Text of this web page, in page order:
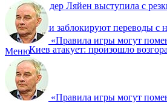
Фон дер Ляйен выступила с
Банки заблокируют переводы с
Киев атакует: произошло
«Правила игры могут
Меню
«Правила игры могут